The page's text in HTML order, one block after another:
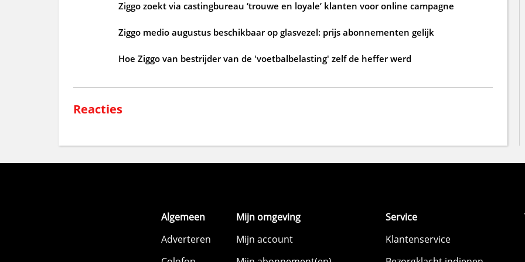
Ziggo zoekt via castingbureau ‘trouwe en loyale’ klanten voor online campagne
Ziggo medio augustus beschikbaar op glasvezel: prijs abonnementen gelijk
Hoe Ziggo van bestrijder van de 'voetbalbelasting' zelf de heffer werd
Reacties
Algemeen
Adverteren
Mijn omgeving
Mijn account
Service
Klantenservice